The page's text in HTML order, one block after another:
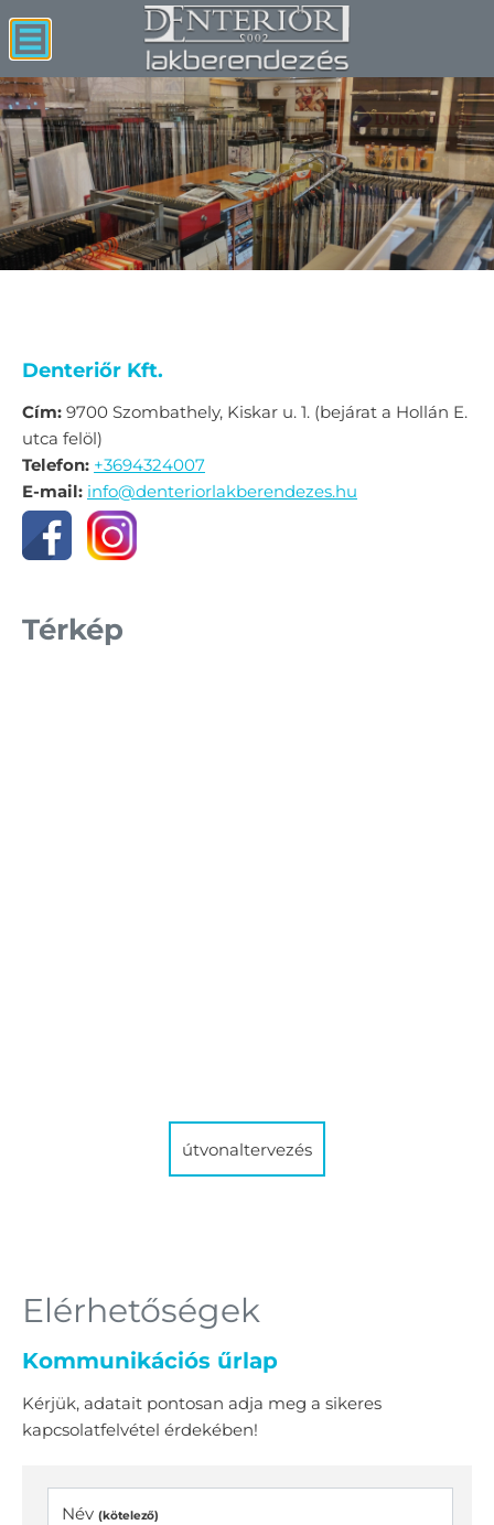
Denteriőr Kft.
Cím: 9700 Szombathely, Kiskar u. 1. (bejárat a Hollán E.
utca felöl)
Telefon: +3694324007
E-mail: info@denteriorlakberendezes.hu
Térkép
útvonaltervezés
Elérhetőségek
Kommunikációs űrlap
Kérjük, adatait pontosan adja meg a sikeres
kapcsolatfelvétel érdekében!
Név (kötelező)